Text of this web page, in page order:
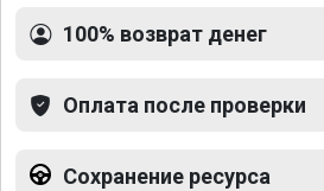
100% возврат денег
Оплата после проверки
Сохранение ресурса